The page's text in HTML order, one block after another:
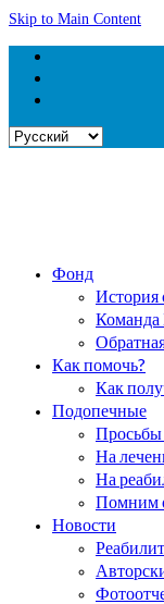
Skip to Main Content
Выбрать
Фонд
История
Как помочь?
Как
Подопечные
На
На
Помним
Новости